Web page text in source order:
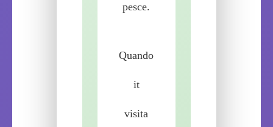
pesce.
Quando
it
visita